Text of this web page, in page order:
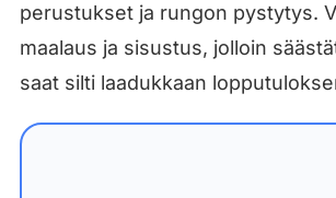
perustukset ja rungon pystytys.
maalaus ja sisustus, jolloin
saat silti laadukkaan